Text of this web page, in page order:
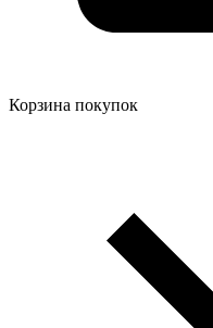
Корзина покупок